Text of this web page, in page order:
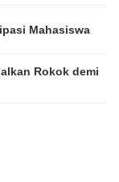
Mahasiswa
Rokok demi